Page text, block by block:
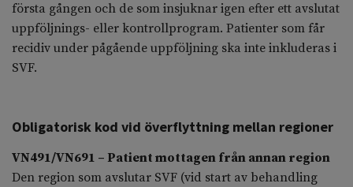
första gången och de som insjuknar igen efter ett avslutat
uppföljnings- eller kontrollprogram. Patienter som får
recidiv under pågående uppföljning ska inte inkluderas i
SVF.
Obligatorisk kod vid överflyttning mellan regioner
VN491/VN691 – Patient mottagen från annan region
Den region som avslutar SVF (vid start av behandling